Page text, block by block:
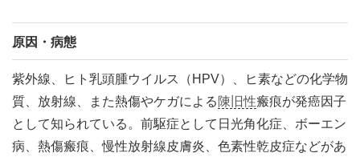
原因・病態
紫外線、ヒト乳頭腫ウイルス（HPV）、ヒ素などの化学物
質、放射線、また熱傷やケガによる 陳旧性瘢痕が発癌因子
として知られている。前駆症として日光角化症、ボーエン
病、熱傷瘢痕、慢性放射線皮膚炎、色素性乾皮症などがあ